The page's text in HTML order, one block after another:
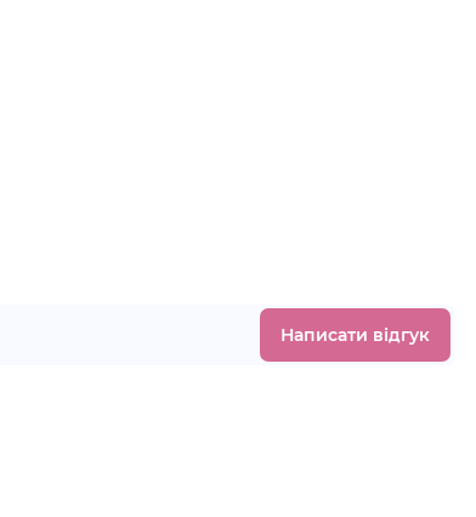
Написати відгук